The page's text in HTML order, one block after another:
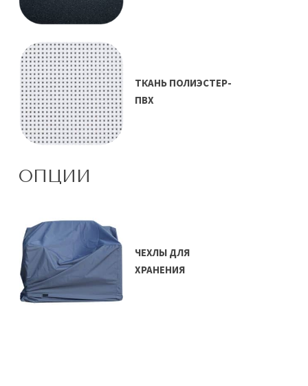
ТКАНЬ ПОЛИЭСТЕР-
ПВХ
ОПЦИИ
ЧЕХЛЫ ДЛЯ
ХРАНЕНИЯ